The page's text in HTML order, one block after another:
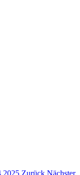
Zurück Nächster